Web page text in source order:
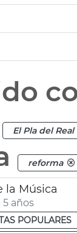
El Pla del Real
reforma
la Música
años
POPULARES